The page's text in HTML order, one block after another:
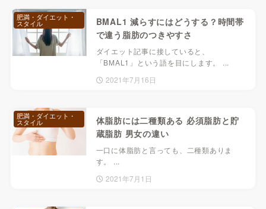
BMAL1 減らすにはどうする？時間帯
で違う脂肪のつきやすさ
ダイエット記事に接していると、
「BMAL1」という語を目にします。 ...
2021年7月16日
肥満・ダイエット・
スタイル
体脂肪には二種類ある 必須脂肪と貯
蔵脂肪 男女の違い
一口に体脂肪と言っても、二種類ありま
す。 ...
2021年7月1日
肥満・ダイエット・
スタイル